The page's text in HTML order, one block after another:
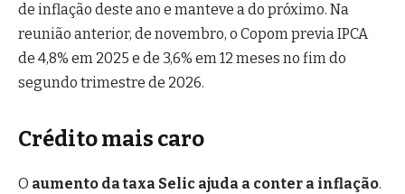
de inflação deste ano e manteve a do próximo. Na
reunião anterior, de novembro, o Copom previa IPCA
de 4,8% em 2025 e de 3,6% em 12 meses no fim do
segundo trimestre de 2026.
Crédito mais caro
O aumento da taxa Selic ajuda a conter a inflação.